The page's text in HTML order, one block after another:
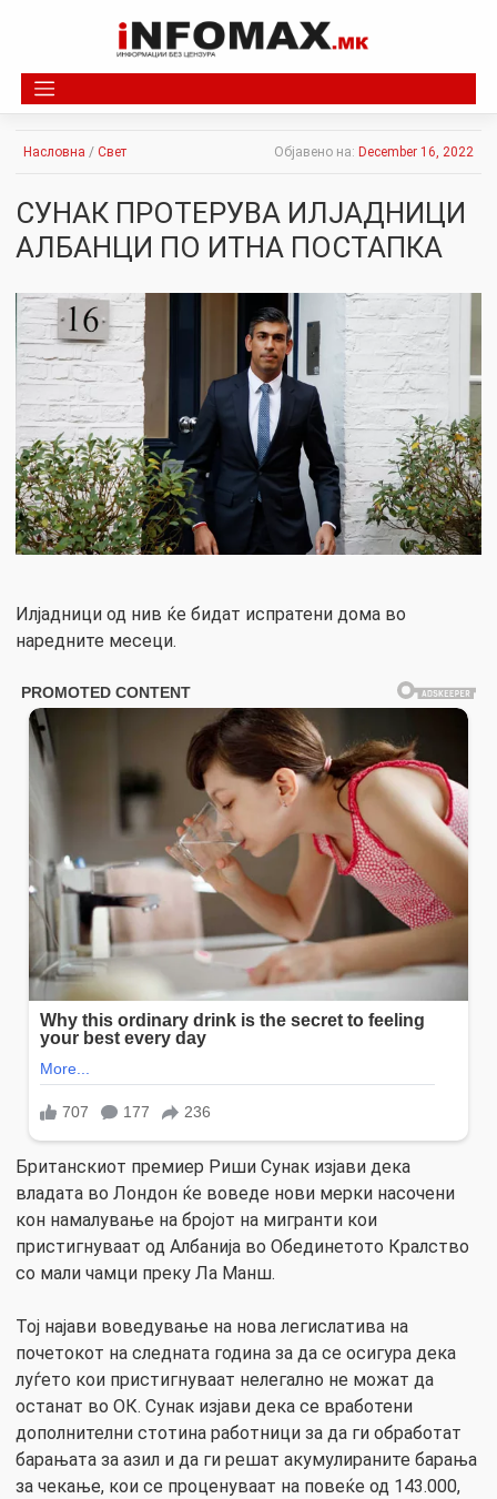
Насловна / Свет Објавено на: December 16, 2022
СУНАК ПРОТЕРУВА ИЛЈАДНИЦИ
АЛБАНЦИ ПО ИТНА ПОСТАПКА
Илјадници од нив ќе бидат испратени дома во
наредните месеци.
Британскиот премиер Риши Сунак изјави дека
владата во Лондон ќе воведе нови мерки насочени
кон намалување на бројот на мигранти кои
пристигнуваат од Албанија во Обединетото Кралство
со мали чамци преку Ла Манш.
Тој најави воведување на нова легислатива на
почетокот на следната година за да се осигура дека
луѓето кои пристигнуваат нелегално не можат да
останат во ОК. Сунак изјави дека се вработени
дополнителни стотина работници за да ги обработат
барањата за азил и да ги решат акумулираните барања
за чекање, кои се проценуваат на повеќе од 143.000,